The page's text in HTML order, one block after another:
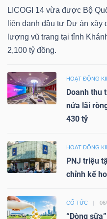
LICOGI 14 vừa được Bộ
liên danh đầu tư Dự án
lượng vũ trang tại tỉnh
2,100 tỷ đồng.
HOẠT ĐỘNG
Doanh thu
nửa lãi
430 tỷ
HOẠT ĐỘNG
PNJ triệu
chỉnh kế
CỔ TỨC
“Dòng